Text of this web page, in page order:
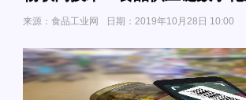
来源：食品工业网 日期：2019年10月28日 10:00